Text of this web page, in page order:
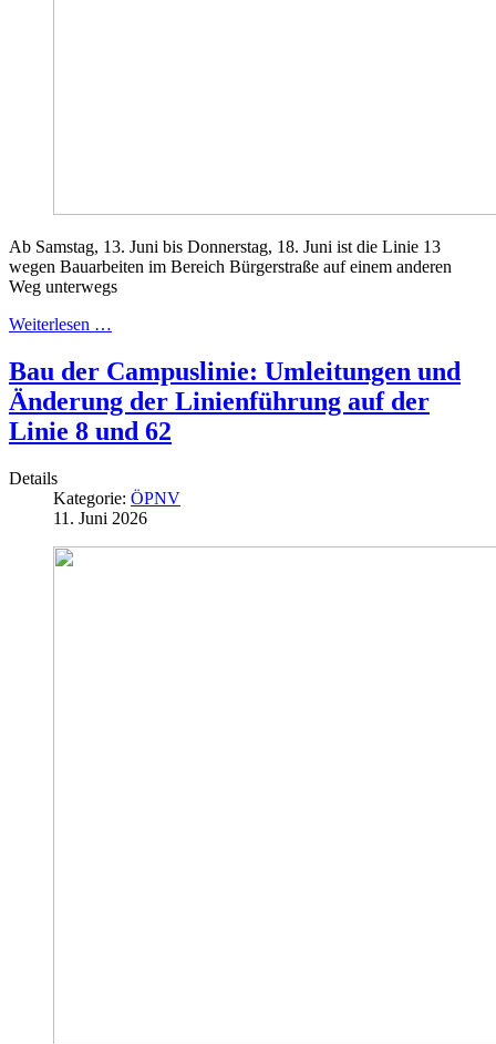
Ab Samstag, 13. Juni bis Donnerstag, 18. Juni ist die Linie 13
wegen Bauarbeiten im Bereich Bürgerstraße auf einem anderen
Weg unterwegs
Weiterlesen …
Bau der Campuslinie: Umleitungen und
Änderung der Linienführung auf der
Linie 8 und 62
Details
Kategorie: ÖPNV
11. Juni 2026